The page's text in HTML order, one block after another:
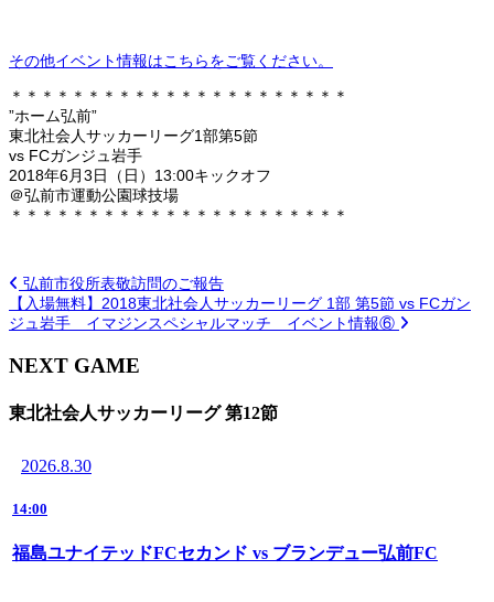
その他イベント情報はこちらをご覧ください。
＊＊＊＊＊＊＊＊＊＊＊＊＊＊＊＊＊＊＊＊＊＊
”ホーム弘前”
東北社会人サッカーリーグ1部第5節
vs FCガンジュ岩手
2018年6月3日（日）13:00キックオフ
＠弘前市運動公園球技場
＊＊＊＊＊＊＊＊＊＊＊＊＊＊＊＊＊＊＊＊＊＊
弘前市役所表敬訪問のご報告
【入場無料】2018東北社会人サッカーリーグ 1部 第5節 vs FCガン
ジュ岩手 イマジンスペシャルマッチ イベント情報⑥
NEXT GAME
東北社会人サッカーリーグ 第12節
2026.8.30
14:00
福島ユナイテッドFCセカンド vs ブランデュー弘前FC